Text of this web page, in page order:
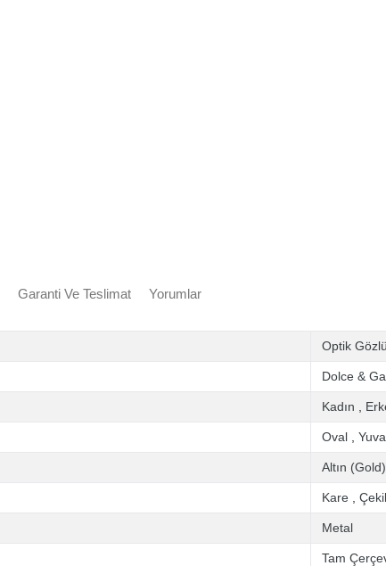
Garanti Ve Teslimat Yorumlar
Optik
Dolce &
Kadın
Oval
Altın (Gold)
Kare
Metal
Tam